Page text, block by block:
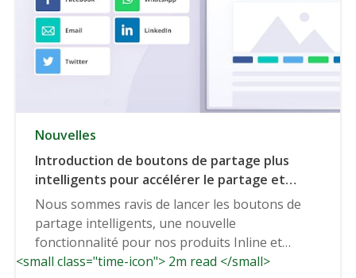
Nouvelles
Introduction de boutons de partage plus
intelligents pour accélérer le partage et
l'engagement de votre site Web
Nous sommes ravis de lancer les boutons de
partage intelligents, une nouvelle
fonctionnalité pour nos produits Inline et
Sticky....
<small class="time-icon"> 2m read </small>